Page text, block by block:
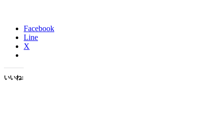
Facebook
Line
X
いいね: